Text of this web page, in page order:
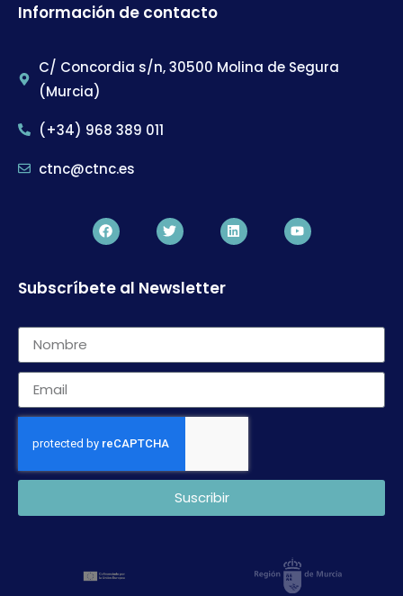
Información de contacto
C/ Concordia s/n, 30500 Molina de Segura
(Murcia)
(+34) 968 389 011
ctnc@ctnc.es
Subscríbete al Newsletter
Suscribir